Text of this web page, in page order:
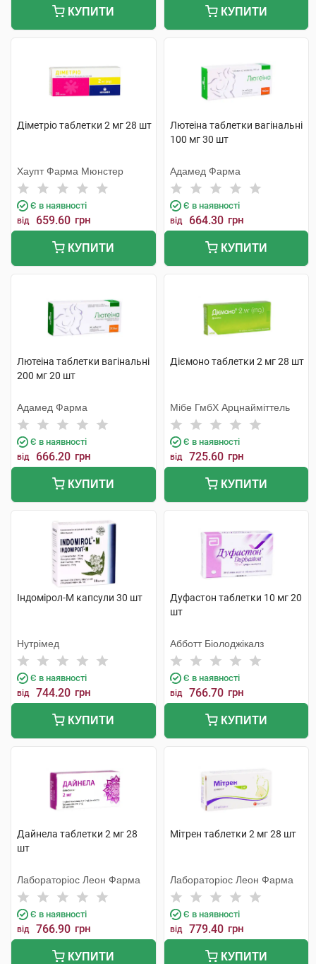
КУПИТИ КУПИТИ
Діметріо таблетки 2 мг 28 шт
Хаупт Фарма Мюнстер
Є в наявності
від 659.60 грн
КУПИТИ
Лютеіна таблетки вагінальні
100 мг 30 шт
Адамед Фарма
Є в наявності
від 664.30 грн
КУПИТИ
Лютеіна таблетки вагінальні
200 мг 20 шт
Адамед Фарма
Є в наявності
від 666.20 грн
КУПИТИ
Діємоно таблетки 2 мг 28 шт
Мібе ГмбХ Арцнайміттель
Є в наявності
від 725.60 грн
КУПИТИ
Індомірол-М капсули 30 шт
Нутрімед
Є в наявності
від 744.20 грн
КУПИТИ
Дуфастон таблетки 10 мг 20
шт
Абботт Біолоджікалз
Є в наявності
від 766.70 грн
КУПИТИ
Дайнела таблетки 2 мг 28
шт
Лабораторіос Леон Фарма
Є в наявності
від 766.90 грн
КУПИТИ
Мітрен таблетки 2 мг 28 шт
Лабораторіос Леон Фарма
Є в наявності
від 779.40 грн
КУПИТИ